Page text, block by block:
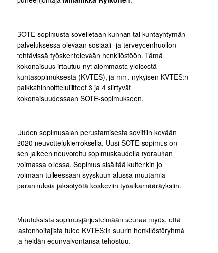
SOTE-sopimusta sovelletaan kunnan tai kuntayhtymän
palveluksessa olevaan sosiaali- ja terveydenhuollon
tehtävissä työskentelevään henkilöstöön. Tämä
kokonaisuus irtautuu nyt aiemmasta yleisestä
kuntasopimuksesta (KVTES), ja mm. nykyisen KVTES:n
palkkahinnoitteluliitteet 3 ja 4 siirtyvät
kokonaisuudessaan SOTE-sopimukseen.
Uuden sopimusalan perustamisesta sovittiin kevään
2020 neuvottelukierroksella. Uusi SOTE-sopimus on
sen jälkeen neuvoteltu sopimuskaudella työrauhan
voimassa ollessa. Sopimus sisältää kuitenkin jo
voimaan tulleessaan syyskuun alussa muutamia
parannuksia jaksotyötä koskeviin työaikamääräyksiin.
Muutoksista sopimusjärjestelmään seuraa myös, että
lastenhoitajista tulee KVTES:in suurin henkilöstöryhmä
ja heidän edunvalvontansa tehostuu.